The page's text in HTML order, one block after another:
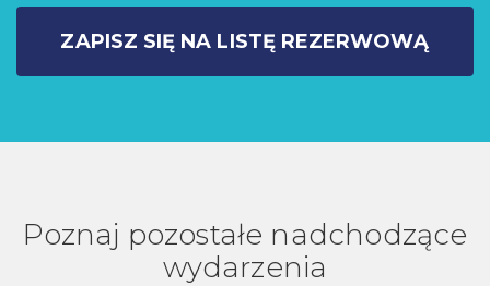
ZAPISZ SIĘ NA LISTĘ REZERWOWĄ
Poznaj pozostałe nadchodzące
wydarzenia